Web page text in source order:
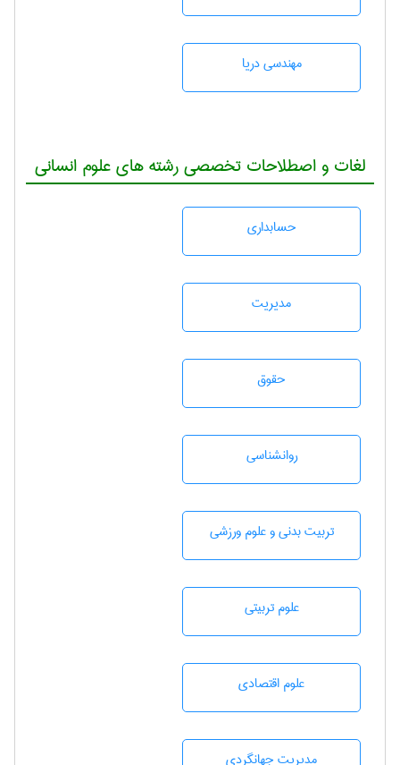
مهندسی دریا
لغات و اصطلاحات تخصصی رشته های علوم انسانی
حسابداری
مديريت
حقوق
روانشناسی
تربيت بدنی و علوم ورزشی
علوم تربيتی
علوم اقتصادی
مديريت جهانگردی